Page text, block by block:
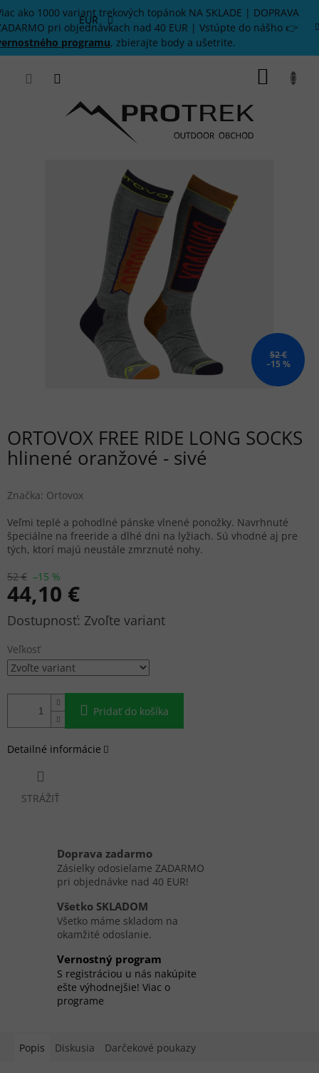
Prejsť
na
obsah
ako 1000 variant trekových topánok NA SKLADE | DOPRAVA
pri objednávkach nad 40 EUR | Vstúpte do nášho 👉
programu, zbierajte body a ušetrite.
EUR
52 €
–15 %
ORTOVOX FREE RIDE LONG SOCKS
hlinené oranžové - sivé
Značka: Ortovox
52 € –15 %
44,10 €
Jednotková
Zvoľte variant
Veľkosť
Pridať do košíka
Veľmi teplé a pohodlné pánske vlnené ponožky. Navrhnuté
špeciálne na freeride a dlhé dni na lyžiach. Sú vhodné aj pre
tých, ktorí majú neustále zmrznuté nohy.
Detailné informácie
STRÁŽIŤ
Doprava zadarmo
Zásielky odosielame ZADARMO
pri objednávke nad 40 EUR!
Všetko SKLADOM
Všetko máme skladom na
okamžité odoslanie.
Vernostný program
S registráciou u nás nakúpite
ešte výhodnejšie! Viac o
programe
Popis Diskusia Darčekové poukazy